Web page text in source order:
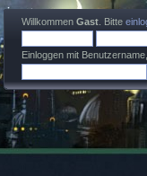
Willkommen Gast . Bitte
Einloggen mit